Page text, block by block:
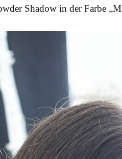
Shadow in der Farbe